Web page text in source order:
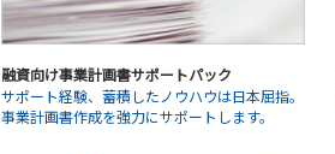
融資向け事業計画書サポートパック
サポート経験、蓄積したノウハウは日本屈指。
事業計画書作成を強力にサポートします。